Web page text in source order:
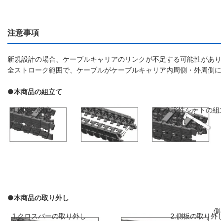
注意事項
新規設計の場合、ケーブルキャリアのリンクが不足する可能性が
全ストローク範囲で、ケーブルがケーブルキャリア内周側・外周側
●本商品の組立て
1.側板の組立 2.弾性シートの組
側板のリンクを斜めに前のリンクに差し
弾性シートを両
●本商品の取り外し
1.クロスバーの取り外し 2.側板の取り外